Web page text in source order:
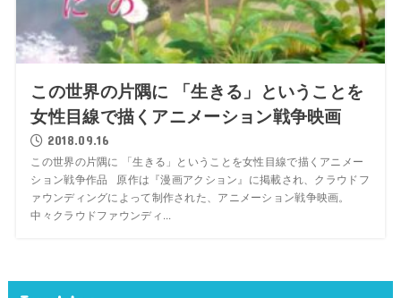
この世界の片隅に 「生きる」ということを
女性目線で描くアニメーション戦争映画
2018.09.16
この世界の片隅に 「生きる」ということを女性目線で描くアニメー
ション戦争作品 原作は『漫画アクション』に掲載され、クラウドフ
ァウンディングによって制作された、アニメーション戦争映画。
中々クラウドファウンディ...